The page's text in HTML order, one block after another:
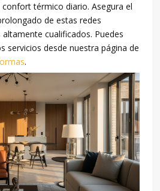
térmico diario. Asegura el
de estas redes
cualificados. Puedes
servicios desde nuestra página de
.